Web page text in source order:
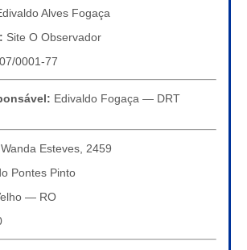
Alves Fogaça
Site O Observador
0001-77
Edivaldo Fogaça — DRT
Esteves, 2459
Pontes Pinto
— RO